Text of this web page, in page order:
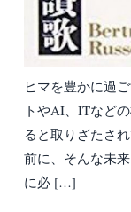
ヒマを豊かに過
トやAI、ITなど
ると取りざたさ
前に、そんな未
に必 […]